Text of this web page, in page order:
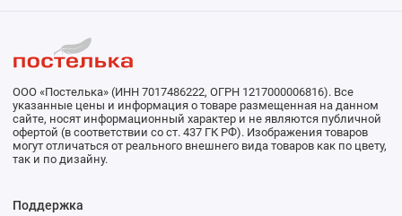
ООО «Постелька» (ИНН 7017486222, ОГРН 1217000006816). Все
указанные цены и информация о товаре размещенная на данном
сайте, носят информационный характер и не являются публичной
офертой (в соответствии со ст. 437 ГК РФ). Изображения товаров
могут отличаться от реального внешнего вида товаров как по цвету,
так и по дизайну.
Поддержка